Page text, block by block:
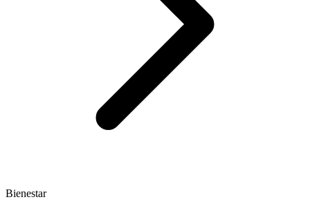
Bienestar